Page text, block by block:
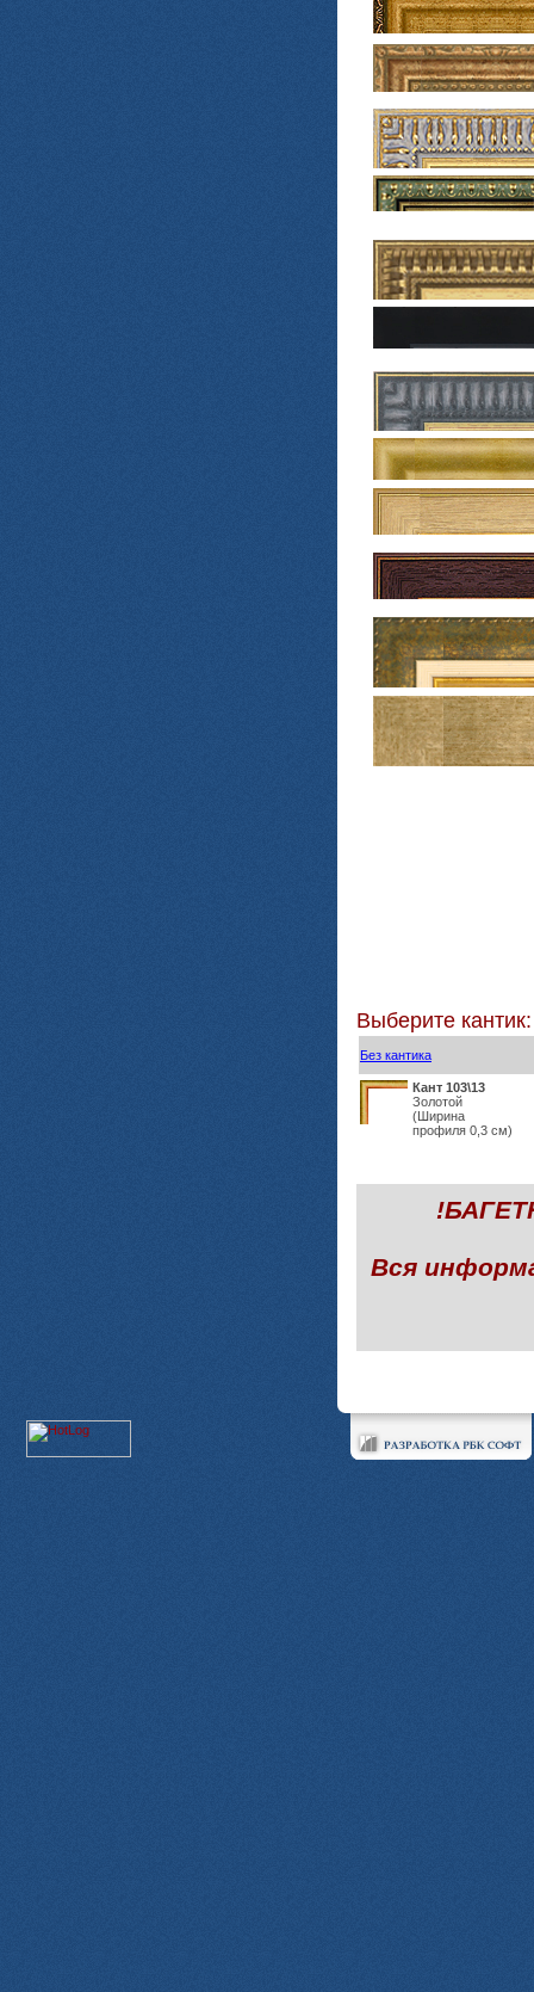
Выберите кантик:
Без кантика
Кант 103\13
Золотой
(Ширина
профиля 0,3 см)
Вся